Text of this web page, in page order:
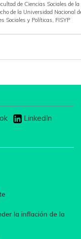
de Ciencias Sociales de la
de la Universidad Nacional
Sociales y Políticas, FISYP
LinkedIn
la inflación de la